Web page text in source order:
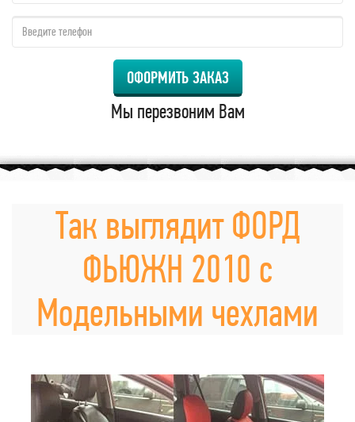
ОФОРМИТЬ ЗАКАЗ
Мы перезвоним Вам
Так выглядит ФОРД
ФЬЮЖН 2010 с
Модельными чехлами